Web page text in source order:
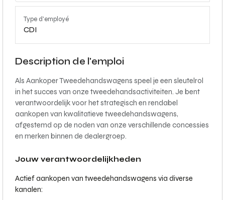
Type d'employé
CDI
Description de l'emploi
Als Aankoper Tweedehandswagens speel je een sleutelrol
in het succes van onze tweedehandsactiviteiten. Je bent
verantwoordelijk voor het strategisch en rendabel
aankopen van kwalitatieve tweedehandswagens,
afgestemd op de noden van onze verschillende concessies
en merken binnen de dealergroep.
Jouw verantwoordelijkheden
Actief aankopen van tweedehandswagens via diverse
kanalen: